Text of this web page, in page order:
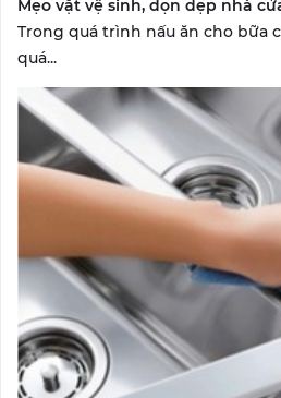
Mẹo vặt vệ sinh, dọn dẹp nhà
Trong quá trình nấu ăn cho bữa
quá...